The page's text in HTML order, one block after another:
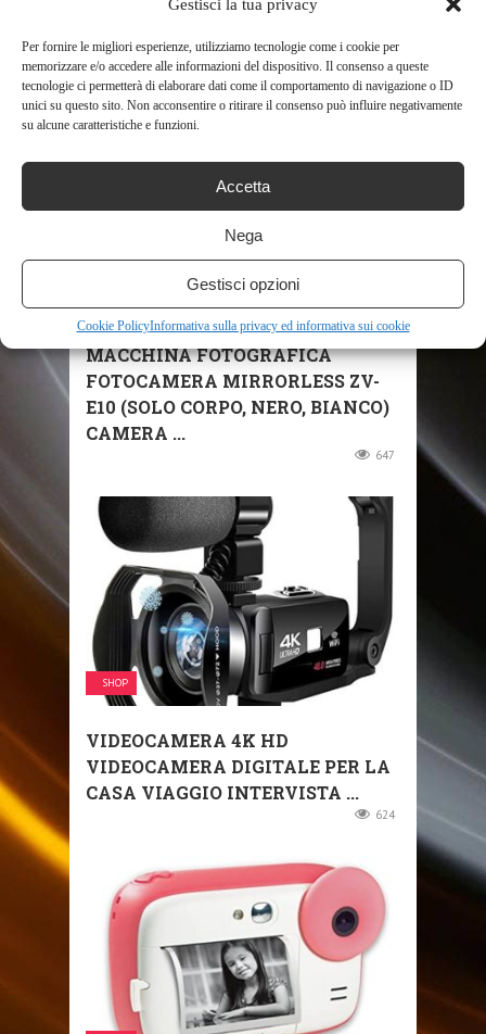
Gestisci la tua privacy
Per fornire le migliori esperienze, utilizziamo tecnologie come i cookie per
memorizzare e/o accedere alle informazioni del dispositivo. Il consenso a queste
tecnologie ci permetterà di elaborare dati come il comportamento di navigazione o ID
unici su questo sito. Non acconsentire o ritirare il consenso può influire negativamente
su alcune caratteristiche e funzioni.
Accetta
Nega
Gestisci opzioni
Cookie PolicyInformativa sulla privacy ed informativa sui cookie
RELATED POSTS
MACCHINA FOTOGRAFICA
FOTOCAMERA MIRRORLESS ZV-
E10 (SOLO CORPO, NERO, BIANCO)
CAMERA ...
647
SHOP
VIDEOCAMERA 4K HD
VIDEOCAMERA DIGITALE PER LA
CASA VIAGGIO INTERVISTA ...
624